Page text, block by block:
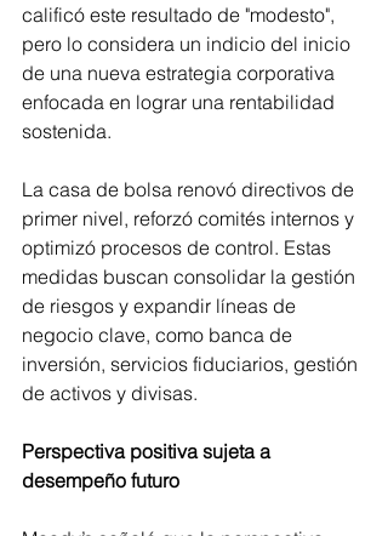
calificó este resultado de "modesto",
pero lo considera un indicio del inicio
de una nueva estrategia corporativa
enfocada en lograr una rentabilidad
sostenida.
La casa de bolsa renovó directivos de
primer nivel, reforzó comités internos y
optimizó procesos de control. Estas
medidas buscan consolidar la gestión
de riesgos y expandir líneas de
negocio clave, como banca de
inversión, servicios fiduciarios, gestión
de activos y divisas.
Perspectiva positiva sujeta a
desempeño futuro